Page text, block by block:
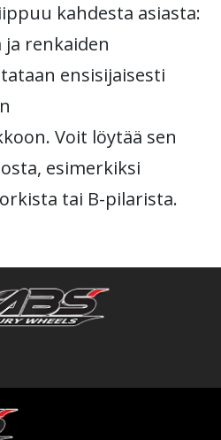
kahdesta asiasta:
renkaiden
ensisijaisesti
Voit löytää sen
esimerkiksi
tai B-pilarista.